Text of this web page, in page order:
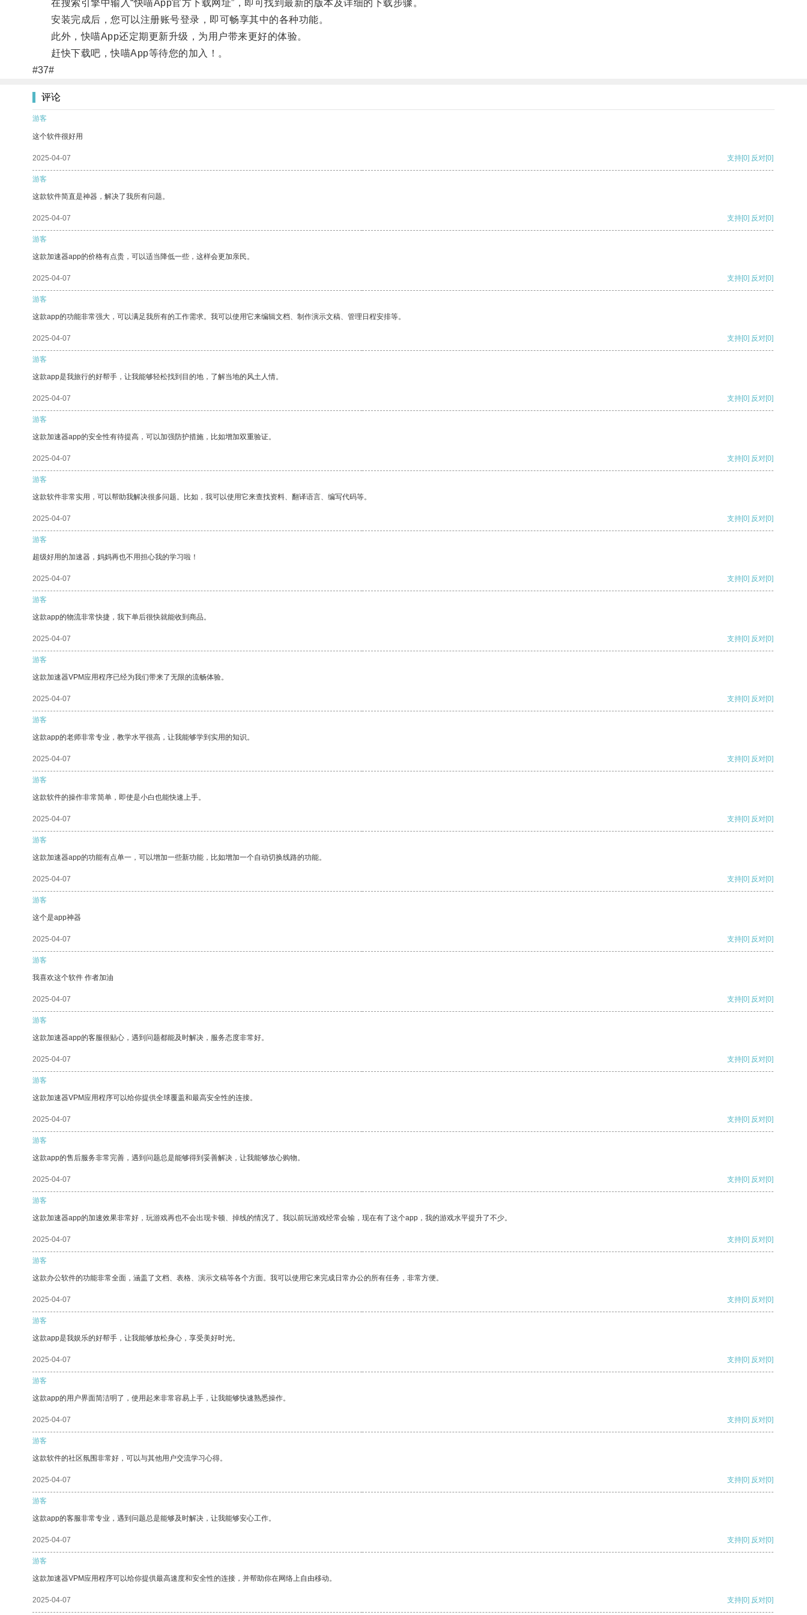
在搜索引擎中输入“快喵App官方下载网址”，即可找到最新的版本及详细的下载步骤。
安装完成后，您可以注册账号登录，即可畅享其中的各种功能。
此外，快喵App还定期更新升级，为用户带来更好的体验。
赶快下载吧，快喵App等待您的加入！。
#37#
评论
游客
这个软件很好用
2025-04-07 支持[0] 反对[0]
游客
这款软件简直是神器，解决了我所有问题。
2025-04-07 支持[0] 反对[0]
游客
这款加速器app的价格有点贵，可以适当降低一些，这样会更加亲民。
2025-04-07 支持[0] 反对[0]
游客
这款app的功能非常强大，可以满足我所有的工作需求。我可以使用它来编辑文档、制作演示文稿、管理日程安排等。
2025-04-07 支持[0] 反对[0]
游客
这款app是我旅行的好帮手，让我能够轻松找到目的地，了解当地的风土人情。
2025-04-07 支持[0] 反对[0]
游客
这款加速器app的安全性有待提高，可以加强防护措施，比如增加双重验证。
2025-04-07 支持[0] 反对[0]
游客
这款软件非常实用，可以帮助我解决很多问题。比如，我可以使用它来查找资料、翻译语言、编写代码等。
2025-04-07 支持[0] 反对[0]
游客
超级好用的加速器，妈妈再也不用担心我的学习啦！
2025-04-07 支持[0] 反对[0]
游客
这款app的物流非常快捷，我下单后很快就能收到商品。
2025-04-07 支持[0] 反对[0]
游客
这款加速器VPM应用程序已经为我们带来了无限的流畅体验。
2025-04-07 支持[0] 反对[0]
游客
这款app的老师非常专业，教学水平很高，让我能够学到实用的知识。
2025-04-07 支持[0] 反对[0]
游客
这款软件的操作非常简单，即使是小白也能快速上手。
2025-04-07 支持[0] 反对[0]
游客
这款加速器app的功能有点单一，可以增加一些新功能，比如增加一个自动切换线路的功能。
2025-04-07 支持[0] 反对[0]
游客
这个是app神器
2025-04-07 支持[0] 反对[0]
游客
我喜欢这个软件 作者加油
2025-04-07 支持[0] 反对[0]
游客
这款加速器app的客服很贴心，遇到问题都能及时解决，服务态度非常好。
2025-04-07 支持[0] 反对[0]
游客
这款加速器VPM应用程序可以给你提供全球覆盖和最高安全性的连接。
2025-04-07 支持[0] 反对[0]
游客
这款app的售后服务非常完善，遇到问题总是能够得到妥善解决，让我能够放心购物。
2025-04-07 支持[0] 反对[0]
游客
这款加速器app的加速效果非常好，玩游戏再也不会出现卡顿、掉线的情况了。我以前玩游戏经常会输，现在有了这个app，我的游戏水平提升了不少。
2025-04-07 支持[0] 反对[0]
游客
这款办公软件的功能非常全面，涵盖了文档、表格、演示文稿等各个方面。我可以使用它来完成日常办公的所有任务，非常方便。
2025-04-07 支持[0] 反对[0]
游客
这款app是我娱乐的好帮手，让我能够放松身心，享受美好时光。
2025-04-07 支持[0] 反对[0]
游客
这款app的用户界面简洁明了，使用起来非常容易上手，让我能够快速熟悉操作。
2025-04-07 支持[0] 反对[0]
游客
这款软件的社区氛围非常好，可以与其他用户交流学习心得。
2025-04-07 支持[0] 反对[0]
游客
这款app的客服非常专业，遇到问题总是能够及时解决，让我能够安心工作。
2025-04-07 支持[0] 反对[0]
游客
这款加速器VPM应用程序可以给你提供最高速度和安全性的连接，并帮助你在网络上自由移动。
2025-04-07 支持[0] 反对[0]